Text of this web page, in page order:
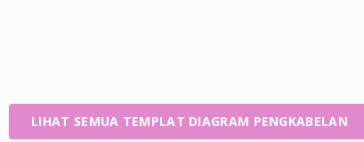
LIHAT SEMUA TEMPLAT DIAGRAM PENGKABELAN